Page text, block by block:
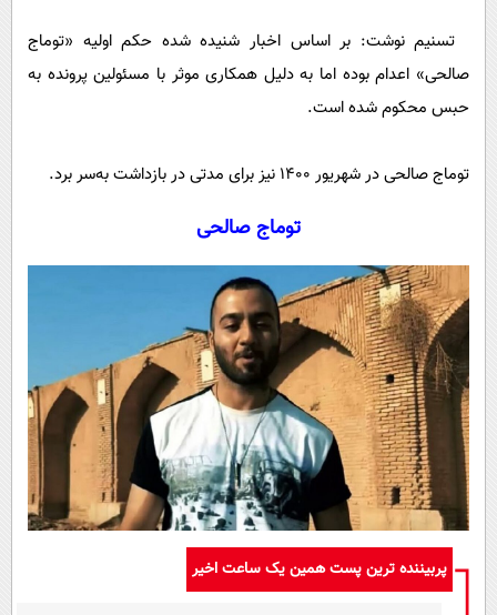
فناوری
محیط زیست
بین الملل
اجتماعی
حیات وحش
سیاست خارجی
روانشناسی
تسنیم نوشت: بر اساس اخبار شنیده شده حکم اولیه «توماج
صالحی» اعدام بوده اما به دلیل همکاری موثر با مسئولین پرونده به
حبس محکوم شده است.
توماج صالحی در شهریور 1400 نیز برای مدتی در بازداشت به‌سر برد.
توماج صالحی
پربیننده ترین پست همین یک ساعت اخیر